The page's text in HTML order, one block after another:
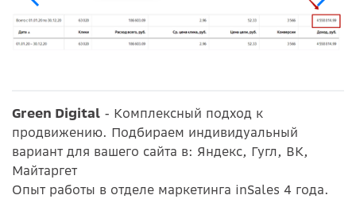
Green Digital - Комплексный подход к
продвижению. Подбираем индивидуальный
вариант для вашего сайта в: Яндекс, Гугл, ВК,
Майтаргет
Опыт работы в отделе маркетинга inSales 4 года.